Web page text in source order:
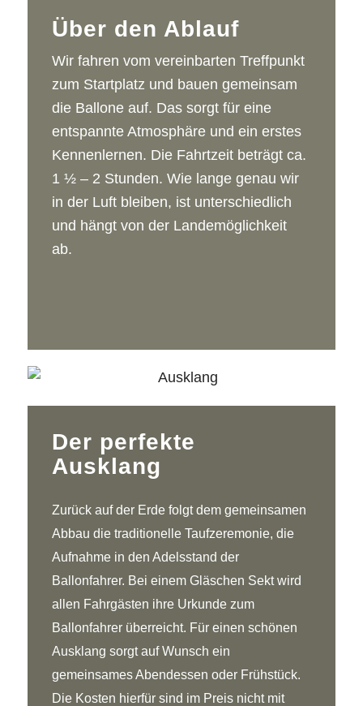
Über den Ablauf
Wir fahren vom vereinbarten Treffpunkt
zum Startplatz und bauen gemeinsam
die Ballone auf. Das sorgt für eine
entspannte Atmosphäre und ein erstes
Kennenlernen. Die Fahrtzeit beträgt ca.
1 ½ – 2 Stunden. Wie lange genau wir
in der Luft bleiben, ist unterschiedlich
und hängt von der Landemöglichkeit
ab.
Der perfekte
Ausklang
Zurück auf der Erde folgt dem gemeinsamen
Abbau die traditionelle Taufzeremonie, die
Aufnahme in den Adelsstand der
Ballonfahrer. Bei einem Gläschen Sekt wird
allen Fahrgästen ihre Urkunde zum
Ballonfahrer überreicht. Für einen schönen
Ausklang sorgt auf Wunsch ein
gemeinsames Abendessen oder Frühstück.
Die Kosten hierfür sind im Preis nicht mit